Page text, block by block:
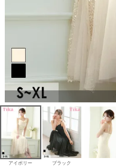
アイボリー ブラック